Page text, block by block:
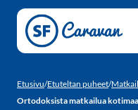
Siirry sivun sisältöön
Etusivu/Etuteltan puheet/
Ortodoksista matkailua